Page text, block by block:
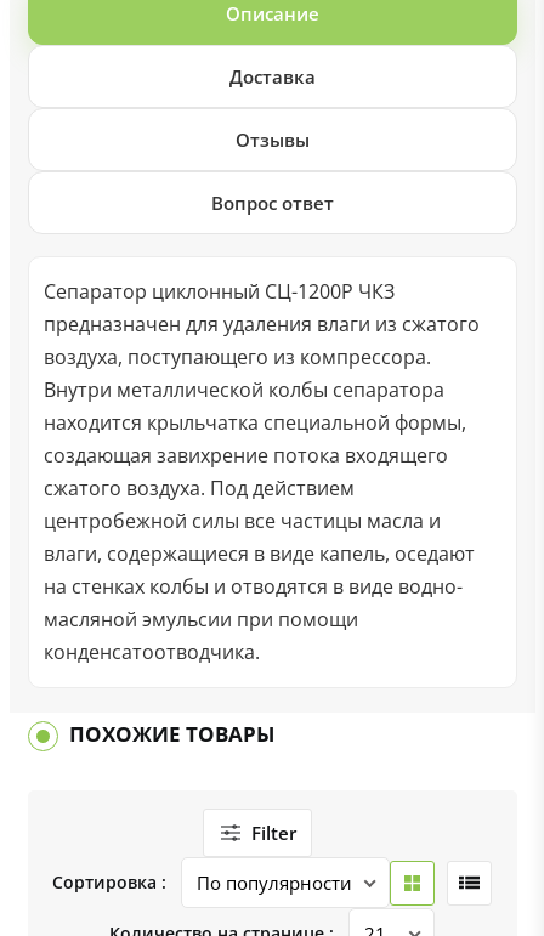
Описание
Доставка
Отзывы
Вопрос ответ
Сепаратор циклонный СЦ-1200Р ЧКЗ
предназначен для удаления влаги из сжатого
воздуха, поступающего из компрессора.
Внутри металлической колбы сепаратора
находится крыльчатка специальной формы,
создающая завихрение потока входящего
сжатого воздуха. Под действием
центробежной силы все частицы масла и
влаги, содержащиеся в виде капель, оседают
на стенках колбы и отводятся в виде водно-
масляной эмульсии при помощи
конденсатоотводчика.
ПОХОЖИЕ ТОВАРЫ
Filter
Сортировка :